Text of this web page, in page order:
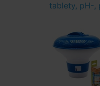
tablety, pH-,